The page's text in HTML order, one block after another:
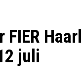
juli